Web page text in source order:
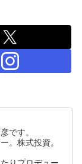
です。
。株式投資。